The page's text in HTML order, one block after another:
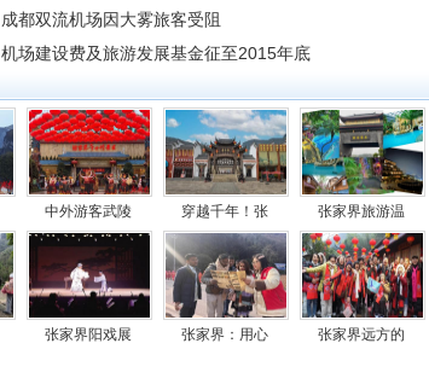
通航
成都双流机场因大雾旅客受阻
机场建设费及旅游发展基金征至2015年底
中外游客武陵 穿越千年！张 张家界旅游温
张家界阳戏展 张家界：用心 张家界远方的